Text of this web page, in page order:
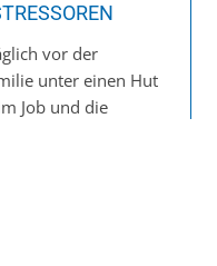
vor der
unter einen Hut
Job und die